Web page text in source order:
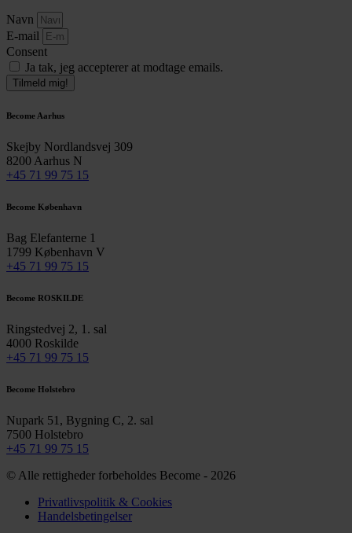
Navn
E-mail
Consent
Ja tak, jeg accepterer at modtage emails.
Tilmeld mig!
Become Aarhus
Skejby Nordlandsvej 309
8200 Aarhus N
+45 71 99 75 15
Become København
Bag Elefanterne 1
1799 København V
+45 71 99 75 15
Become ROSKILDE
Ringstedvej 2, 1. sal
4000 Roskilde
+45 71 99 75 15
Become Holstebro
Nupark 51, Bygning C, 2. sal
7500 Holstebro
+45 71 99 75 15
© Alle rettigheder forbeholdes Become - 2026
Privatlivspolitik & Cookies
Handelsbetingelser